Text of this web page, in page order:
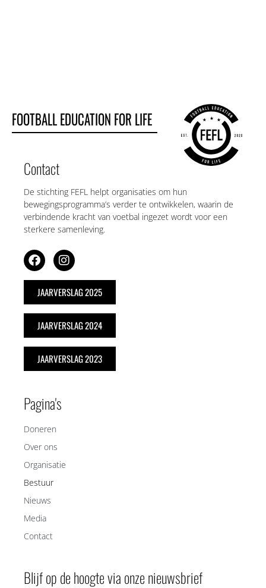
FOOTBALL EDUCATION FOR LIFE
Contact
De stichting FEFL helpt organisaties om hun
bewegingsprogramma’s verder te ontwikkelen, waarin de
verbindende kracht van voetbal ingezet wordt voor een
sterkere samenleving.
JAARVERSLAG 2025
JAARVERSLAG 2024
JAARVERSLAG 2023
Pagina's
Doneren
Over ons
Organisatie
Bestuur
Nieuws
Media
Contact
Blijf op de hoogte via onze nieuwsbrief